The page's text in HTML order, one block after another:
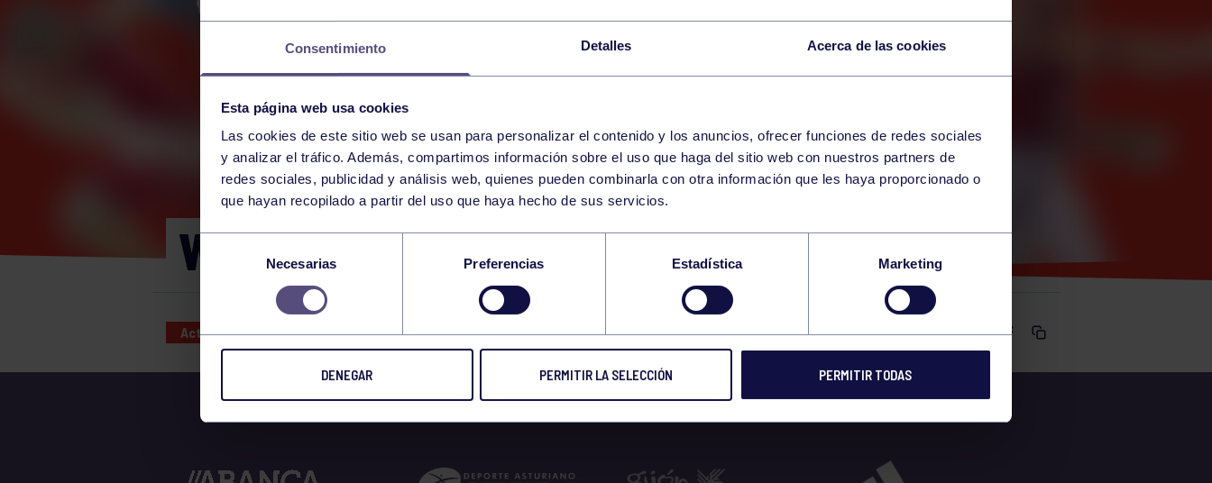
Consentimiento Detalles Acerca de las cookies
Esta página web usa cookies
Las cookies de este sitio web se usan para personalizar el contenido y los anuncios, ofrecer funciones de redes sociales
y analizar el tráfico. Además, compartimos información sobre el uso que haga del sitio web con nuestros partners de
redes sociales, publicidad y análisis web, quienes pueden combinarla con otra información que les haya proporcionado o
que hayan recopilado a partir del uso que haya hecho de sus servicios.
consentimiento
Necesarias Preferencias Estadística Marketing
DENEGAR PERMITIR LA SELECCIÓN PERMITIR TODAS
5 MONDAY
JANUARY
WOD 16:30-17:00 GIMNASIO
Actividades deportivas 05 JAN 2026 Comparte